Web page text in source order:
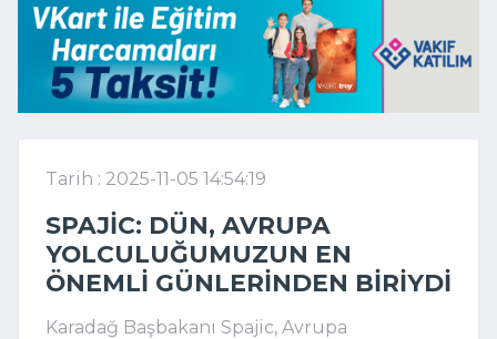
Tarih : 2025-11-05 14:54:19
SPAJIC: DÜN, AVRUPA
YOLCULUĞUMUZUN EN
ÖNEMLI GÜNLERINDEN BIRIYDI
Karadağ Başbakanı Spajic, Avrupa